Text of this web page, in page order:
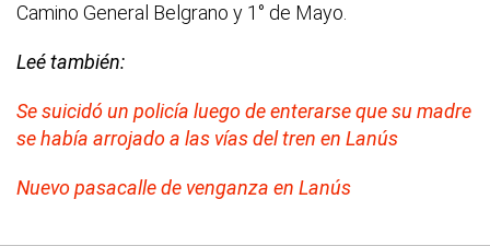
Camino General Belgrano y 1° de Mayo.
Leé también:
Se suicidó un policía luego de enterarse que su madre
se había arrojado a las vías del tren en Lanús
Nuevo pasacalle de venganza en Lanús